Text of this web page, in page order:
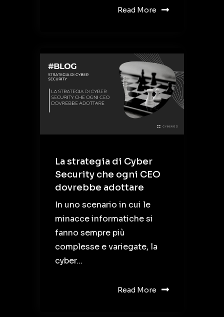
Read More
La strategia di Cyber
Security che ogni CEO
dovrebbe adottare
In uno scenario in cui le
minacce informatiche si
fanno sempre più
complesse e variegate, la
cyber...
Read More